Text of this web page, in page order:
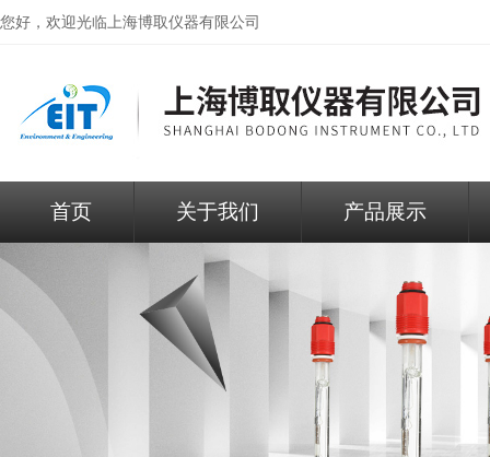
您好，欢迎光临上海博取仪器有限公司
首页 关于我们 产品展示